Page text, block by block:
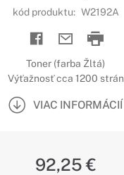
kód produktu: W2192A
Toner (farba Žltá)
Výťažnosť cca 1200 strán
VIAC INFORMÁCIÍ
92,25 €